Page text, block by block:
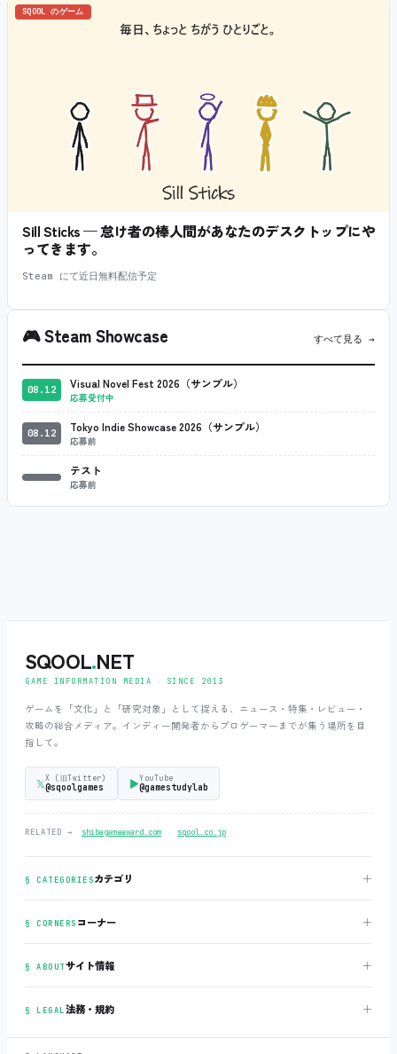
SQOOL のゲーム
Sill Sticks — 怠け者の棒人間があなたのデスクトップにや
ってきます。
Steam にて近日無料配信予定
🎮Steam Showcase すべて見る →
08.12 Visual Novel Fest 2026（サンプル）
応募受付中
08.12 Tokyo Indie Showcase 2026（サンプル）
応募前
テスト
応募前
SQOOL.NET
GAME INFORMATION MEDIA ‧ SINCE 2013
ゲームを「文化」と「研究対象」として捉える、ニュース・特集・レビュー・
攻略の総合メディア。インディー開発者からプロゲーマーまでが集う場所を目
指して。
𝕏 X (旧Twitter)
@sqoolgames ▶YouTube
@gamestudylab
RELATED → shibagameaward.com ‧ sqool.co.jp
§ CATEGORIESカテゴリ ＋
§ CORNERS コーナー ＋
§ ABOUTサイト情報 ＋
§ LEGAL法務・規約 ＋